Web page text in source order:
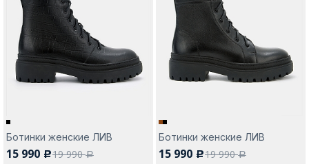
Ботинки женские ЛИВ
15 990 c19 990a
Ботинки женские ЛИВ
15 990 c19 990a